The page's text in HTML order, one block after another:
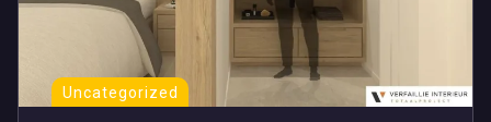
Uncategorized